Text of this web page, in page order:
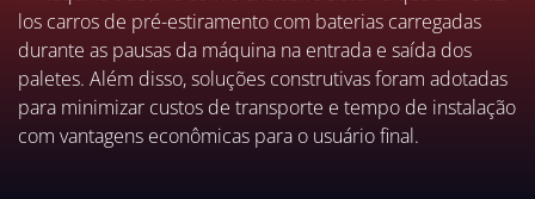
los carros de pré-estiramento com baterias carregadas
durante as pausas da máquina na entrada e saída dos
paletes. Além disso, soluções construtivas foram adotadas
para minimizar custos de transporte e tempo de instalação
com vantagens econômicas para o usuário final.